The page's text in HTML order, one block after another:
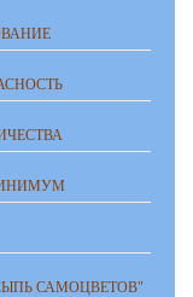
САМОЦВЕТОВ"